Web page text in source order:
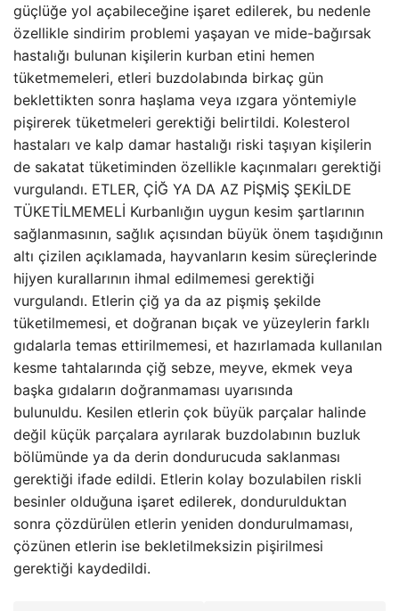
güçlüğe yol açabileceğine işaret edilerek, bu nedenle
özellikle sindirim problemi yaşayan ve mide-bağırsak
hastalığı bulunan kişilerin kurban etini hemen
tüketmemeleri, etleri buzdolabında birkaç gün
beklettikten sonra haşlama veya ızgara yöntemiyle
pişirerek tüketmeleri gerektiği belirtildi. Kolesterol
hastaları ve kalp damar hastalığı riski taşıyan kişilerin
de sakatat tüketiminden özellikle kaçınmaları gerektiği
vurgulandı. ETLER, ÇİĞ YA DA AZ PİŞMİŞ ŞEKİLDE
TÜKETİLMEMELİ Kurbanlığın uygun kesim şartlarının
sağlanmasının, sağlık açısından büyük önem taşıdığının
altı çizilen açıklamada, hayvanların kesim süreçlerinde
hijyen kurallarının ihmal edilmemesi gerektiği
vurgulandı. Etlerin çiğ ya da az pişmiş şekilde
tüketilmemesi, et doğranan bıçak ve yüzeylerin farklı
gıdalarla temas ettirilmemesi, et hazırlamada kullanılan
kesme tahtalarında çiğ sebze, meyve, ekmek veya
başka gıdaların doğranmaması uyarısında
bulunuldu. Kesilen etlerin çok büyük parçalar halinde
değil küçük parçalara ayrılarak buzdolabının buzluk
bölümünde ya da derin dondurucuda saklanması
gerektiği ifade edildi. Etlerin kolay bozulabilen riskli
besinler olduğuna işaret edilerek, dondurulduktan
sonra çözdürülen etlerin yeniden dondurulmaması,
çözünen etlerin ise bekletilmeksizin pişirilmesi
gerektiği kaydedildi.